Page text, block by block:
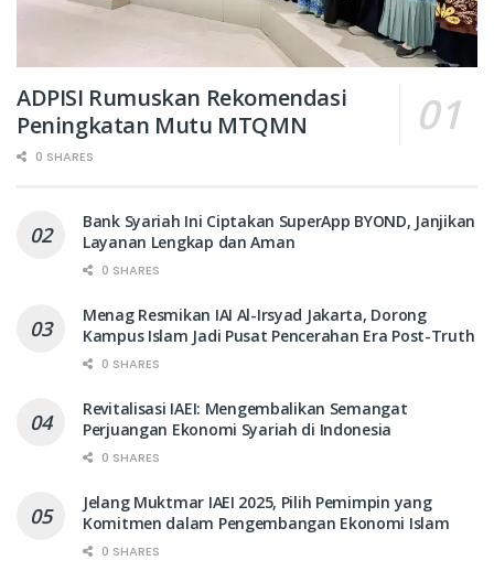
ADPISI Rumuskan Rekomendasi
Peningkatan Mutu MTQMN
0 SHARES
Bank Syariah Ini Ciptakan SuperApp BYOND, Janjikan
Layanan Lengkap dan Aman
0 SHARES
Menag Resmikan IAI Al-Irsyad Jakarta, Dorong
Kampus Islam Jadi Pusat Pencerahan Era Post-Truth
0 SHARES
Revitalisasi IAEI: Mengembalikan Semangat
Perjuangan Ekonomi Syariah di Indonesia
0 SHARES
Jelang Muktmar IAEI 2025, Pilih Pemimpin yang
Komitmen dalam Pengembangan Ekonomi Islam
0 SHARES